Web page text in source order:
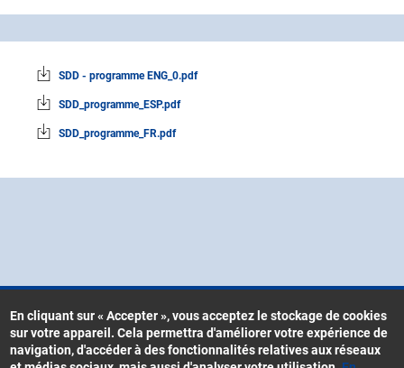
SDD - programme ENG_0.pdf
SDD_programme_ESP.pdf
SDD_programme_FR.pdf
Menu
Contacts
En cliquant sur « Accepter », vous acceptez le stockage de cookies
sur votre appareil. Cela permettra d'améliorer votre expérience de
navigation, d'accéder à des fonctionnalités relatives aux réseaux